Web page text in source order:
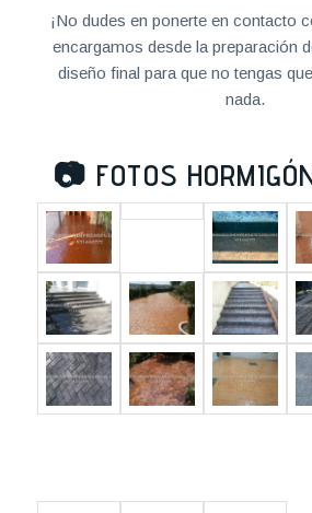
¡No dudes en ponerte en contacto
encargamos desde la preparación
diseño final para que no tengas
nada.
📷 FOTOS